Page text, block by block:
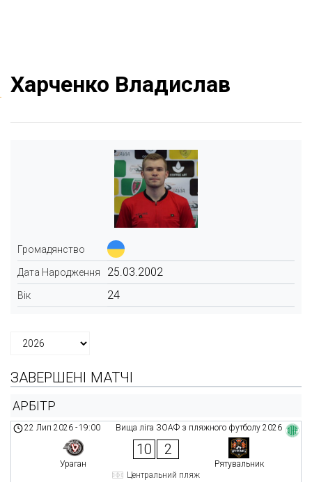
Харченко Владислав
Громадянство
Дата Народження 25.03.2002
Вік 24
ЗАВЕРШЕНІ МАТЧІ
АРБІТР
Вища ліга ЗОАФ з пляжного футболу 2026
22 Лип 2026 -19:00
Ураган
10 2
Рятувальник
Центральний пляж